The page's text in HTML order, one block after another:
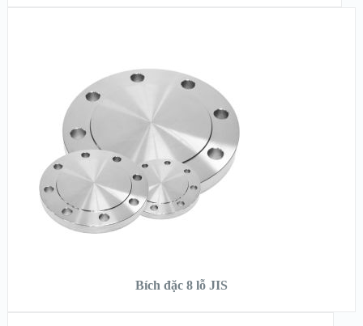
XEM NHANH
XEM CHI TIẾT
Bích đặc 8 lỗ JIS